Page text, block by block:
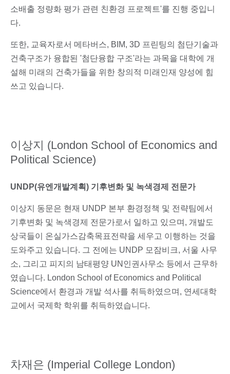
소배출 정량화 평가 관련 친환경 프로젝트'를 진행 중입니
다.
또한, 교육자로서 메타버스, BIM, 3D 프린팅의 첨단기술과
건축구조가 융합된 '첨단융합 구조'라는 과목을 대학에 개
설해 미래의 건축가들을 위한 창의적 미래인재 양성에 힘
쓰고 있습니다.
이상지 (London School of Economics and
Political Science)
UNDP(유엔개발계획) 기후변화 및 녹색경제 전문가
이상지 동문은 현재 UNDP 본부 환경정책 및 전략팀에서
기후변화 및 녹색경제 전문가로서 일하고 있으며, 개발도
상국들이 온실가스감축목표전략을 세우고 이행하는 것을
도와주고 있습니다. 그 전에는 UNDP 모잠비크, 서울 사무
소, 그리고 피지의 남태평양 UN인권사무소 등에서 근무하
였습니다. London School of Economics and Political
Science에서 환경과 개발 석사를 취득하였으며, 연세대학
교에서 국제학 학위를 취득하였습니다.
차재은 (Imperial College London)